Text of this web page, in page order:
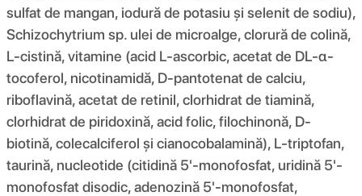
sulfat de mangan, iodură de potasiu și selenit de sodiu),
Schizochytrium sp. ulei de microalge, clorură de colină,
L-cistină, vitamine (acid L-ascorbic, acetat de DL-α-
tocoferol, nicotinamidă, D-pantotenat de calciu,
riboflavină, acetat de retinil, clorhidrat de tiamină,
clorhidrat de piridoxină, acid folic, filochinonă, D-
biotină, colecalciferol și cianocobalamină), L-triptofan,
taurină, nucleotide (citidină 5'-monofosfat, uridină 5'-
monofosfat disodic, adenozină 5'-monofosfat,